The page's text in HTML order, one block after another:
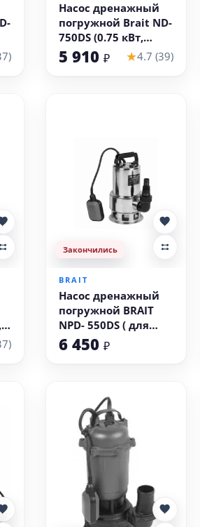
Насос дренажный
погружной Brait ND-
750DS (0.75 кВт,
грязная вода)
5 910₽ ★4.7 (39)
Закончились
BRAIT
Насос дренажный
погружной BRAIT
NPD- 550DS ( для
грязной воды)
6 450₽